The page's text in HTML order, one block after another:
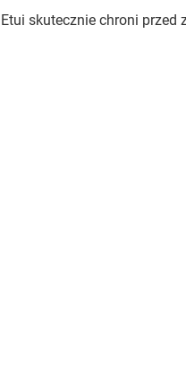
Etui skutecznie chroni